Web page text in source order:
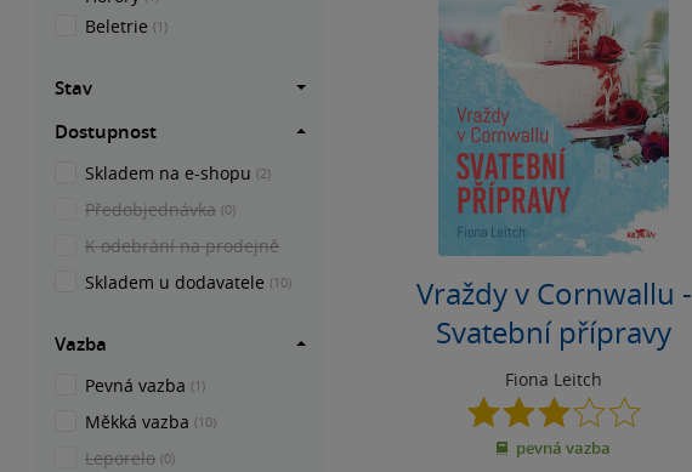
Vraždy v Cornwallu -
Svatební přípravy
Fiona Leitch
3.0
z
5
pevná vazba
Beletrie (1)
Stav
Dostupnost
Skladem na e-shopu (2)
Předobjednávka (0)
K odebrání na prodejně
Skladem u dodavatele (10)
Vazba
Pevná vazba (1)
Měkká vazba (10)
Leporelo (0)